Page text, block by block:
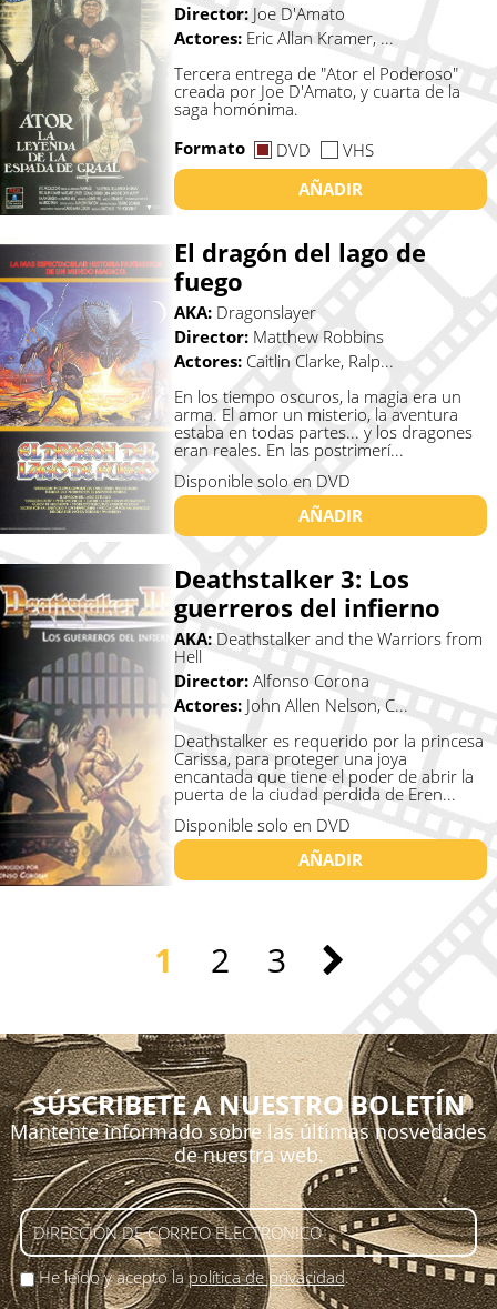
Director:Joe D'Amato
Actores: Eric Allan Kramer, ...
Tercera entrega de "Ator el Poderoso"
creada por Joe D'Amato, y cuarta de la
saga homónima.
Formato
DVD
VHS
AÑADIR
El dragón del lago de
fuego
AKA: Dragonslayer
Director: Matthew Robbins
Actores: Caitlin Clarke, Ralp...
En los tiempo oscuros, la magia era un
arma. El amor un misterio, la aventura
estaba en todas partes... y los dragones
eran reales. En las postrimerí...
Disponible solo en DVD
AÑADIR
Deathstalker 3: Los
guerreros del infierno
AKA: Deathstalker and the Warriors from
Hell
Director: Alfonso Corona
Actores: John Allen Nelson, C...
Deathstalker es requerido por la princesa
Carissa, para proteger una joya
encantada que tiene el poder de abrir la
puerta de la ciudad perdida de Eren...
Disponible solo en DVD
AÑADIR
1 2 3
SÚSCRIBETE A NUESTRO BOLETÍN
Mantente informado sobre las últimas nosvedades
de nuestra web.
He leído y acepto lapolítica de privacidad.